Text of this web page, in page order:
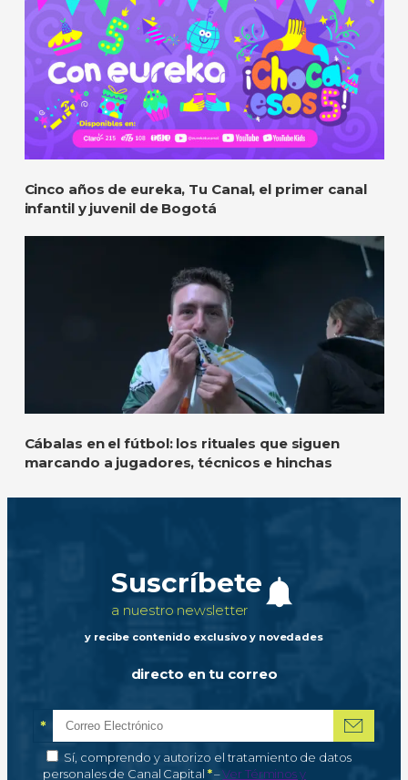
Cinco años de eureka, Tu Canal, el primer canal
infantil y juvenil de Bogotá
Cábalas en el fútbol: los rituales que siguen
marcando a jugadores, técnicos e hinchas
Suscríbete
a nuestro newsletter
y recibe contenido exclusivo y novedades
directo en tu correo
Correo electrónico
*Campo obligatorio
Autorización de tratamiento de datos personales
Sí, comprendo y autorizo el tratamiento de datos
personales de Canal Capital *–Campo obligatorio
Ver Términos y